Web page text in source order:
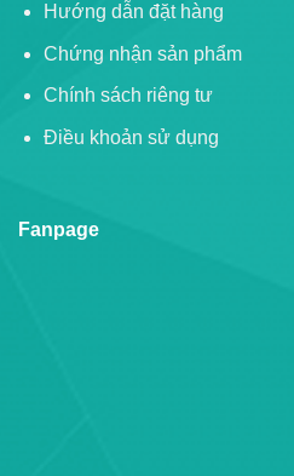
Hướng dẫn đặt hàng
Chứng nhận sản phẩm
Chính sách riêng tư
Điều khoản sử dụng
Fanpage